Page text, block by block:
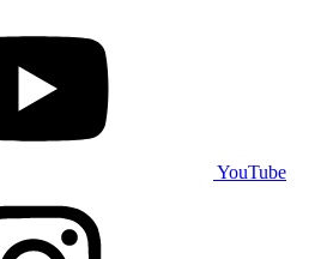
YouTube